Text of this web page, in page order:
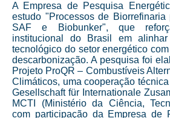
A Empresa de Pesquisa
estudo "Processos de
SAF e Biobunker", que
institucional do Brasil em
tecnológico do setor energético
descarbonização. A pesquisa foi
Projeto ProQR – Combustíveis
Climáticos, uma cooperação
Gesellschaft für Internationale
MCTI (Ministério da Ciência,
com participação da Empresa de